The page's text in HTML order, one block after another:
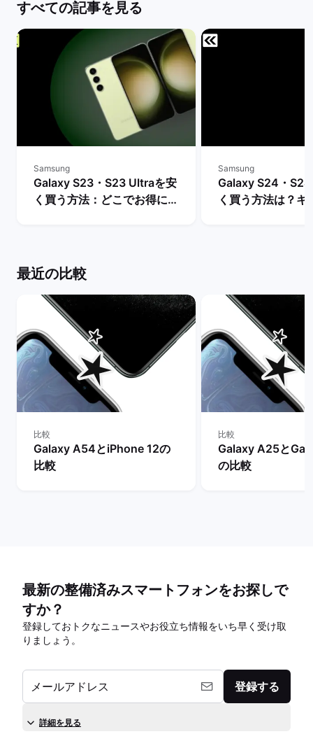
すべての記事を見る
Samsung
Galaxy S23・S23 Ultraを安
く買う方法：どこでお得に購
Samsung
Galaxy S24・
く買う方法は？キ
最近の比較
比較
Galaxy A54とiPhone 12の
比較
比較
Galaxy A25と
の比較
最新の整備済みスマートフォンをお探しで
すか？
登録しておトクなニュースやお役立ち情報をいち早く受け取
りましょう。
メールアドレス 登録する
詳細を見る